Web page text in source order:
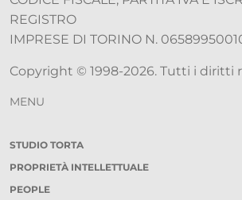
REGISTRO
IMPRESE DI TORINO N.
Copyright © 1998-2026. Tutti i diritti
MENU
STUDIO TORTA
PROPRIETÀ INTELLETTUALE
PEOPLE